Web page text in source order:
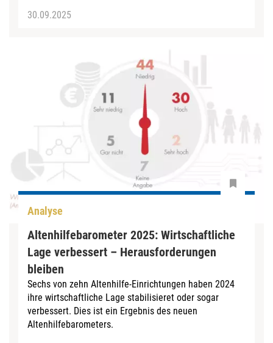
30.09.2025
Analyse
Altenhilfebarometer 2025: Wirtschaftliche
Lage verbessert – Herausforderungen
bleiben
Sechs von zehn Altenhilfe-Einrichtungen haben 2024
ihre wirtschaftliche Lage stabilisieret oder sogar
verbessert. Dies ist ein Ergebnis des neuen
Altenhilfebarometers.